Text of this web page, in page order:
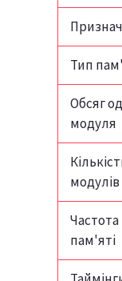
Тип
Обсяг
модуля
модулів
Частота
пам'яті